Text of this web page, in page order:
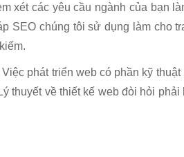
xét các yêu cầu ngành của bạn
SEO chúng tôi sử dụng làm cho
phát triển web có phần kỹ
thuyết về thiết kế web đòi hỏi phải